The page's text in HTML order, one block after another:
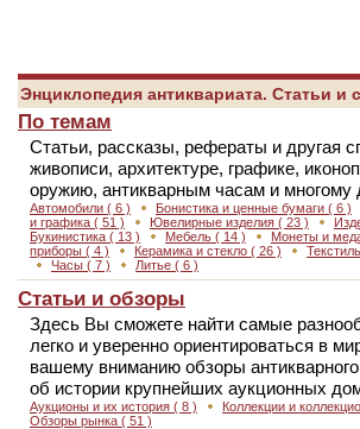
Энциклопедия антиквариата. Статьи и
По темам
Статьи, рассказы, рефераты и другая
живописи, архитектуре, графике,
оружию, антикварным часам и многому
Автомобили ( 6 ) Бонистика и ценные бумаги ( 6 )
и графика ( 51 ) Ювелирные изделия ( 23 )
Букинистика ( 13 ) Мебель ( 14 ) Монеты и
приборы ( 4 ) Керамика и стекло ( 26 )
Часы ( 7 ) Литье ( 6 )
Статьи и обзоры
Здесь Вы сможете найти самые
легко и уверенно ориентироваться в
вашему вниманию обзоры
об истории крупнейших аукционных
Аукционы и их история ( 8 ) Коллекции и
Обзоры рынка ( 51 )